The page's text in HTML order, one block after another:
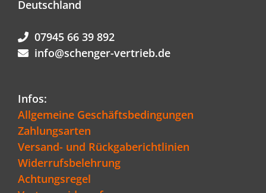
Deutschland
07945 66 39 892
info@schenger-vertrieb.de
Infos:
Allgemeine Geschäftsbedingungen
Zahlungsarten
Versand- und Rückgaberichtlinien
Widerrufsbelehrung
Achtungsregel